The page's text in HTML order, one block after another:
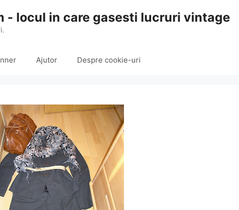
locul in care gasesti lucruri vintage
Ajutor Despre cookie-uri